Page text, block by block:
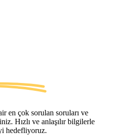
en çok sorulan soruları ve
Hızlı ve anlaşılır bilgilerle
hedefliyoruz.